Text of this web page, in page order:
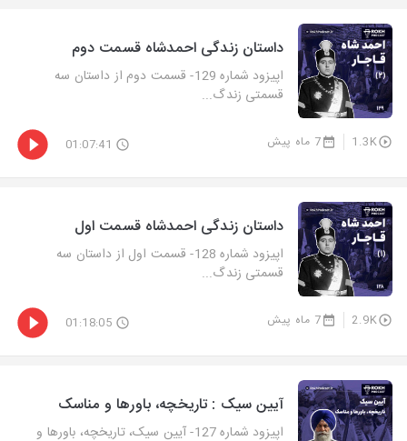
داستان زندگی احمدشاه قسمت دوم
اپیزود شماره 129- قسمت دوم از داستان سه
قسمتی زندگ...
1.3K 7 ماه پیش 01:07:41
داستان زندگی احمدشاه قسمت اول
اپیزود شماره 128- قسمت اول از داستان سه
قسمتی زندگ...
2.9K 7 ماه پیش 01:18:05
آیین سیک : تاریخچه، باورها و مناسک
اپیزود شماره 127- آیین سیک، تاریخچه، باورها و